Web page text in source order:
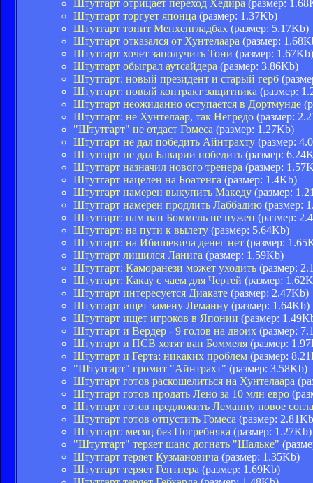
Штутгарт отрицает переход Хедира (размер:
Штутгарт торгует японца (размер: 1.37Kb)
Штутгарт топит Менхенгладбах (размер: 5.17Kb)
Штутгарт отказался от Хунтелаара (размер:
Штутгарт хочет заполучить Тони (размер: 1.67Kb)
Штутгарт обыграл аутсайдера (размер: 3.86Kb)
Штутгарт: новый президент и старый герб
Штутгарт: новый контракт защитника (размер:
Штутгарт неожиданно оступается в Дортмунде
Штутгарт: не Хунтелаар, так Негредо (размер:
"Штутгарт" не отдаст Гомеса (размер: 1.27Kb)
Штутгарт не дал победить Айнтрахту (размер:
Штутгарт не дал Баварии победить (размер:
Штутгарт назначил нового тренера (размер:
Штутгарт нацелен на Боатенга (размер: 1.4Kb)
Штутгарт намерен выкупить Македу (размер:
Штутгарт намерен продлить Лаббадию (размер:
Штутгарт: нам ван Боммель не нужен (размер:
Штутгарт: на пути к вылету (размер: 5.64Kb)
Штутгарт: на Ибишевича денег нет (размер:
Штутгарт лишился Ланига (размер: 1.59Kb)
Штутгарт: Каморанези может уходить (размер:
Штутгарт: Какау с чаем для Чертей (размер:
Штутгарт интересуется Диакате (размер: 2.47Kb)
Штутгарт ищет замену Леманну (размер: 1.64Kb)
Штутгарт ищет игроков в Японии (размер:
Штутгарт и Вердер - 9 голов на двоих (размер:
Штутгарт и ПСВ хотят ван Боммеля (размер:
Штутгарт и Герта: никаких проблем (размер:
"Штутгарт" громит "Айнтрахт" (размер: 3.58Kb)
Штутгарт готов раскошелиться на Хунтелаара
Штутгарт готов продать Лено за 10 млн евро
Штутгарт готов предложить Леманну новое
Штутгарт готов отпустить Гомеса (размер:
Штутгарт: месяц без Погребняка (размер: 1.27Kb)
"Штутгарт" теряет шанс догнать "Шальке"
Штутгарт теряет Кузмановича (размер: 1.35Kb)
Штутгарт теряет Гентнера (размер: 1.69Kb)